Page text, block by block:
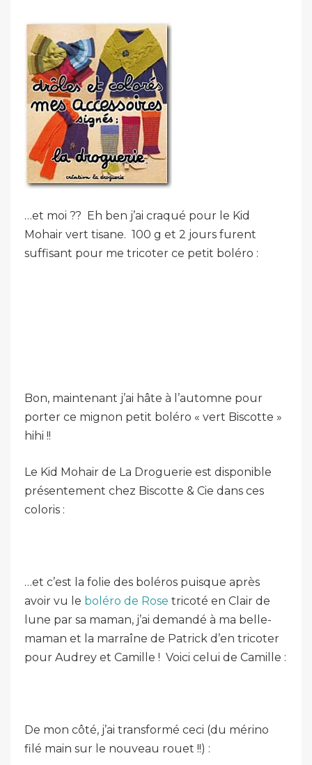
…et moi ?? Eh ben j’ai craqué pour le Kid
Mohair vert tisane. 100 g et 2 jours furent
suffisant pour me tricoter ce petit boléro :
Bon, maintenant j’ai hâte à l’automne pour
porter ce mignon petit boléro « vert Biscotte »
hihi !!
Le Kid Mohair de La Droguerie est disponible
présentement chez Biscotte & Cie dans ces
coloris :
…et c’est la folie des boléros puisque après
avoir vu le boléro de Rose tricoté en Clair de
lune par sa maman, j’ai demandé à ma belle-
maman et la marraîne de Patrick d’en tricoter
pour Audrey et Camille ! Voici celui de Camille :
De mon côté, j’ai transformé ceci (du mérino
filé main sur le nouveau rouet !!) :